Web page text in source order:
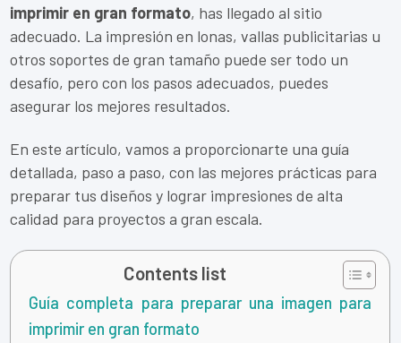
imprimir en gran formato, has llegado al sitio
adecuado. La impresión en lonas, vallas publicitarias u
otros soportes de gran tamaño puede ser todo un
desafío, pero con los pasos adecuados, puedes
asegurar los mejores resultados.
En este artículo, vamos a proporcionarte una guía
detallada, paso a paso, con las mejores prácticas para
preparar tus diseños y lograr impresiones de alta
calidad para proyectos a gran escala.
Contents list
Guía completa para preparar una imagen para
imprimir en gran formato